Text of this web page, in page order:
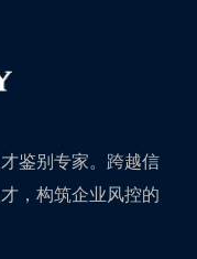
鉴别专家。跨越信
，构筑企业风控的